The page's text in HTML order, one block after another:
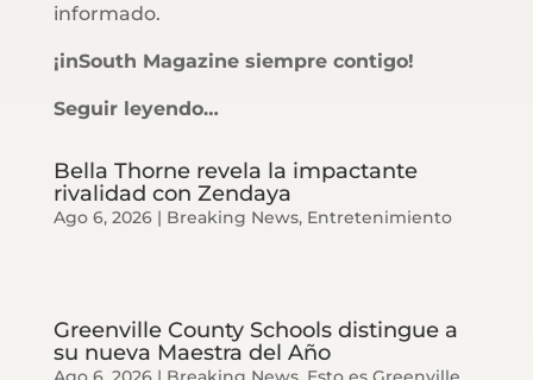
informado.
¡inSouth Magazine siempre contigo!
Seguir leyendo…
Bella Thorne revela la impactante
rivalidad con Zendaya
Ago 6, 2026| Breaking News, Entretenimiento
Greenville County Schools distingue a
su nueva Maestra del Año